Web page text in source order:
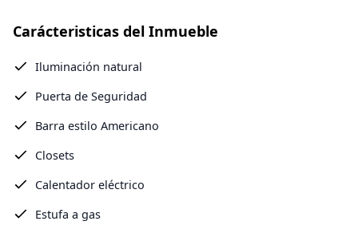
Carácteristicas del Inmueble
Iluminación natural
Puerta de Seguridad
Barra estilo Americano
Closets
Calentador eléctrico
Estufa a gas